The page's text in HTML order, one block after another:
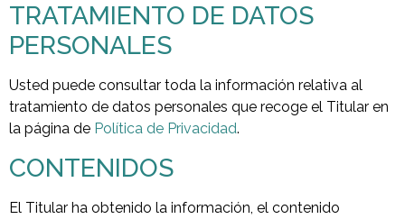
TRATAMIENTO DE DATOS
PERSONALES
Usted puede consultar toda la información relativa al
tratamiento de datos personales que recoge el Titular en
la página de Política de Privacidad.
CONTENIDOS
El Titular ha obtenido la información, el contenido